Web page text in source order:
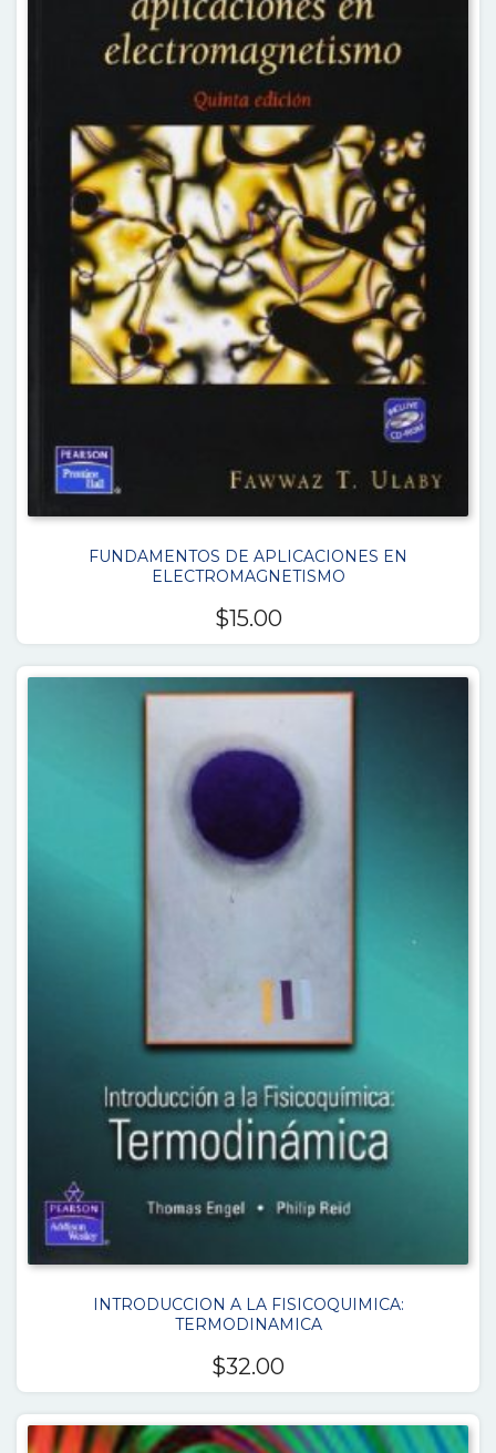
FUNDAMENTOS DE APLICACIONES EN
ELECTROMAGNETISMO
$15.00
INTRODUCCION A LA FISICOQUIMICA:
TERMODINAMICA
$32.00